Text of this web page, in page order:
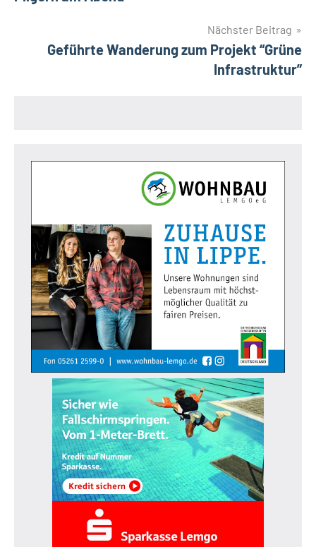
Nächster Beitrag
Geführte Wanderung zum Projekt “Grüne
Infrastruktur”